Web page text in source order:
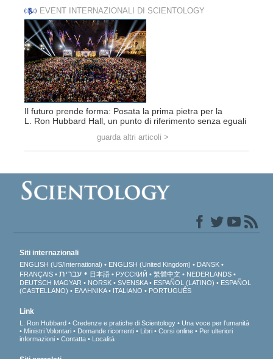
EVENT INTERNAZIONALI DI SCIENTOLOGY
Il futuro prende forma: Posata la prima pietra per la
L. Ron Hubbard Hall, un punto di riferimento senza eguali
guarda altri articoli >
Siti internazionali
ENGLISH (US/International) ENGLISH (United Kingdom)
DANSK
FRANÇAIS
עברית 日本語 РУССКИЙ 繁體中文
NEDERLANDS
DEUTSCH MAGYAR NORSK SVENSKA ESPAÑOL (LATINO)
ESPAÑOL
(CASTELLANO)
ΕΛΛΗΝΙΚA ITALIANO PORTUGUÊS
Link
L. Ron Hubbard Credenze e pratiche di Scientology
Una voce per l’umanità
Ministri Volontari
Domande ricorrenti Libri Corsi online
Per ulteriori
informazioni
Contatta Località